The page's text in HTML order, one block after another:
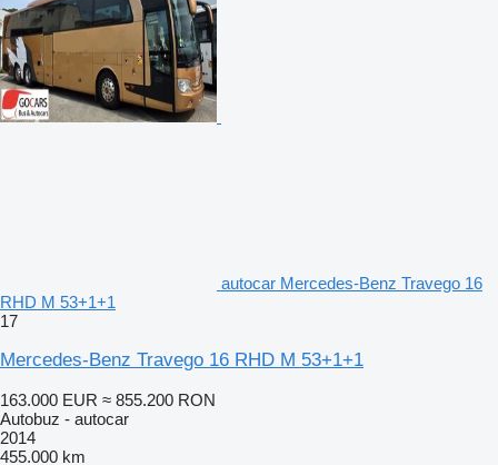
autocar Mercedes-Benz Travego 16
RHD M 53+1+1
17
Mercedes-Benz Travego 16 RHD M 53+1+1
163.000 EUR ≈ 855.200 RON
Autobuz - autocar
2014
455.000 km